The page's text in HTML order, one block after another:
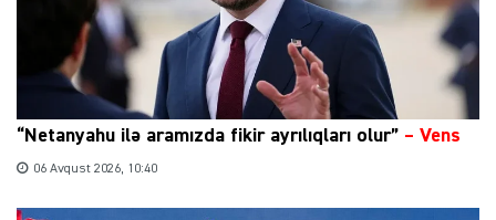
“Netanyahu ilə aramızda fikir ayrılıqları olur” – Vens
06 Avqust 2026, 10:40